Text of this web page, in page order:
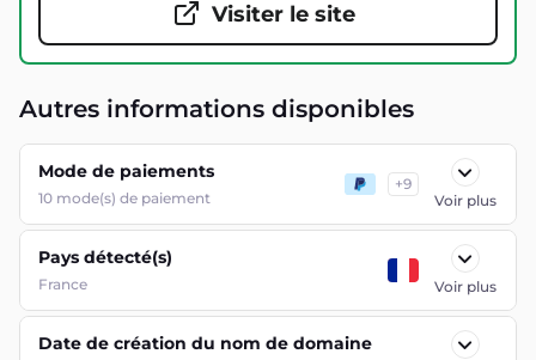
Visiter le site
Autres informations disponibles
Mode de paiements
10 mode(s) de paiement
+9
Voir plus
Pays détecté(s)
France Voir plus
Date de création du nom de domaine